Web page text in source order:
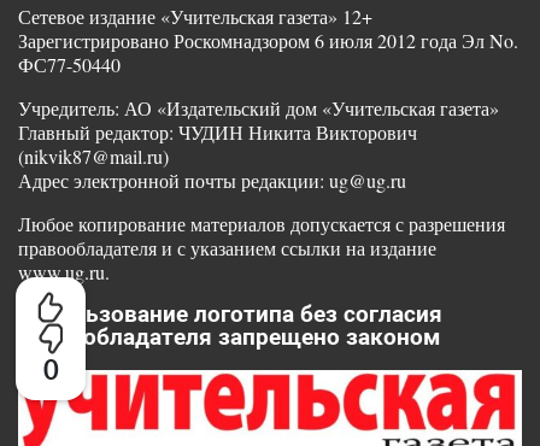
0
Сетевое издание «Учительская газета» 12+
Зарегистрировано Роскомнадзором 6 июля 2012 года Эл No.
ФС77-50440
Учредитель: АО «Издательский дом «Учительская газета»
Главный редактор: ЧУДИН Никита Викторович
(nikvik87@mail.ru)
Адрес электронной почты редакции: ug@ug.ru
Любое копирование материалов допускается с разрешения
правообладателя и с указанием ссылки на издание
www.ug.ru.
Использование логотипа без согласия
правообладателя запрещено законом